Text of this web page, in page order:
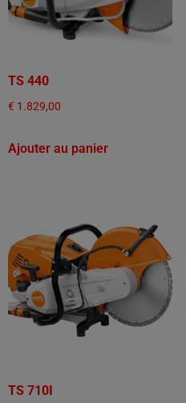
TS 440
€ 1.829,00
Ajouter au panier
TS 710I